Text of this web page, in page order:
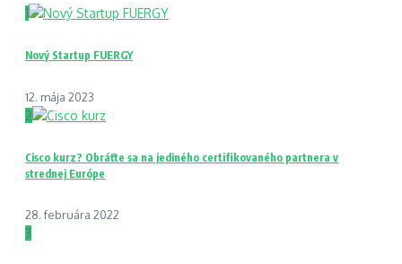
1
Nový Startup FUERGY
12. mája 2023
2
Cisco kurz? Obráťte sa na jediného certifikovaného partnera v
strednej Európe
28. februára 2022
3